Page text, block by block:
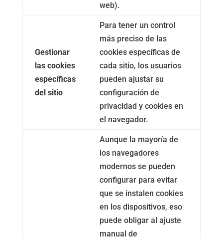
web).
Gestionar
las cookies
específicas
del sitio
Para tener un control
más preciso de las
cookies específicas de
cada sitio, los usuarios
pueden ajustar su
configuración de
privacidad y cookies en
el navegador.
Aunque la mayoría de
los navegadores
modernos se pueden
configurar para evitar
que se instalen cookies
en los dispositivos, eso
puede obligar al ajuste
manual de